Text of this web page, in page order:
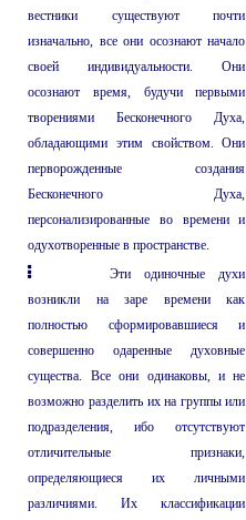
вестники существуют почти
изначально, все они осознают начало
своей индивидуальности. Они
осознают время, будучи первыми
творениями Бесконечного Духа,
обладающими этим свойством. Они
перворожденные создания
Бесконечного Духа,
персонализированные во времени и
одухотворенные в пространстве.
Эти одиночные духи
возникли на заре времени как
полностью сформировавшиеся и
совершенно одаренные духовные
существа. Все они одинаковы, и не
возможно разделить их на группы или
подразделения, ибо отсутствуют
отличительные признаки,
определяющиеся их личными
различиями. Их классификации